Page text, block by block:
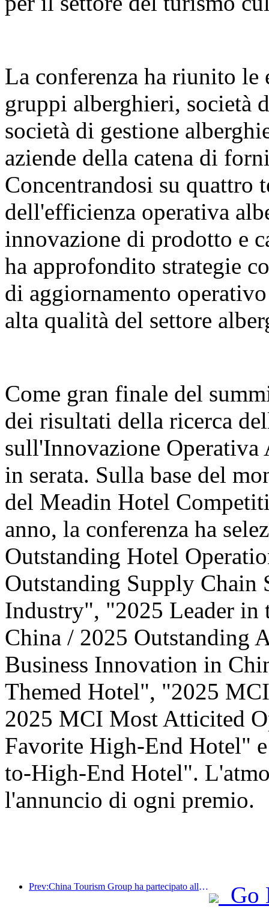
La conferenza ha riunito
gruppi alberghieri, società
società di gestione
aziende della catena di
Concentrandosi su
dell'efficienza operativa
innovazione di prodotto e
ha approfondito strategie
di aggiornamento
alta qualità del settore
Come gran finale del
dei risultati della ricerca
sull'Innovazione Operativa
in serata. Sulla base del
del Meadin Hotel
anno, la conferenza ha
Outstanding Hotel
Outstanding Supply Chain
Industry", "2025 Leader
China / 2025 Outstanding
Business Innovation in
Themed Hotel", "2025
2025 MCI Most Atticited
Favorite High-End Hotel"
to-High-End Hotel".
l'annuncio di ogni premio.
Prev:China Tourism Group ha partecipato alla China International Import Expo per otto anni consecutivi, firmando contratti per un valore di oltre 1 miliardo di dollari. Go